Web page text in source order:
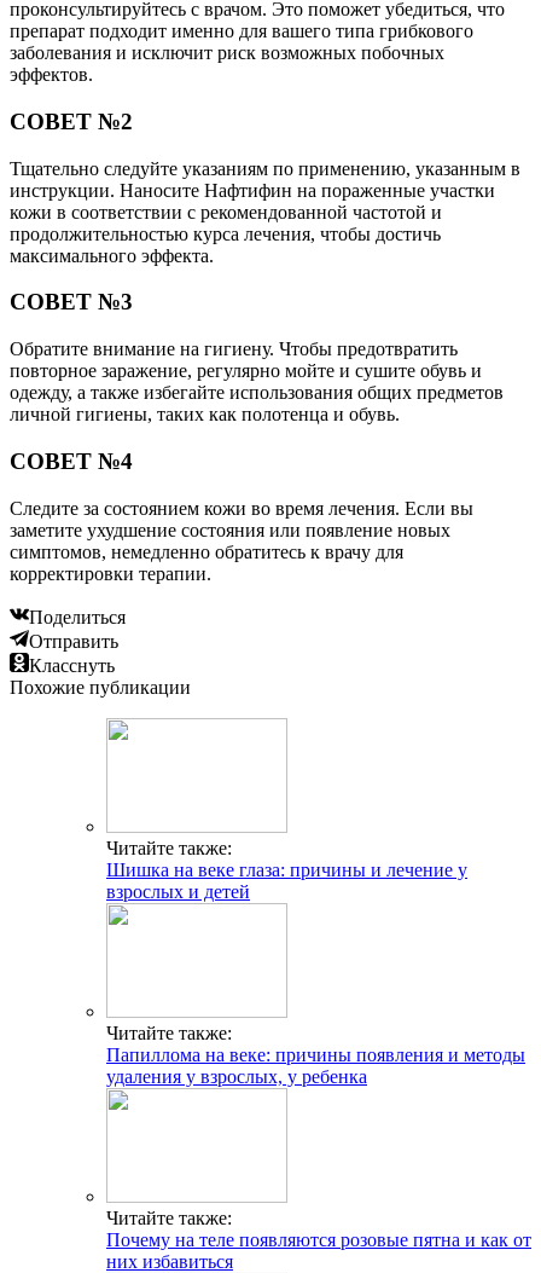
проконсультируйтесь с врачом. Это поможет убедиться, что
препарат подходит именно для вашего типа грибкового
заболевания и исключит риск возможных побочных
эффектов.
СОВЕТ №2
Тщательно следуйте указаниям по применению, указанным в
инструкции. Наносите Нафтифин на пораженные участки
кожи в соответствии с рекомендованной частотой и
продолжительностью курса лечения, чтобы достичь
максимального эффекта.
СОВЕТ №3
Обратите внимание на гигиену. Чтобы предотвратить
повторное заражение, регулярно мойте и сушите обувь и
одежду, а также избегайте использования общих предметов
личной гигиены, таких как полотенца и обувь.
СОВЕТ №4
Следите за состоянием кожи во время лечения. Если вы
заметите ухудшение состояния или появление новых
симптомов, немедленно обратитесь к врачу для
корректировки терапии.
Поделиться
Отправить
Класснуть
Похожие публикации
Читайте также:
Шишка на веке глаза: причины и лечение у
взрослых и детей
Читайте также:
Папиллома на веке: причины появления и методы
удаления у взрослых, у ребенка
Читайте также:
Почему на теле появляются розовые пятна и как от
них избавиться